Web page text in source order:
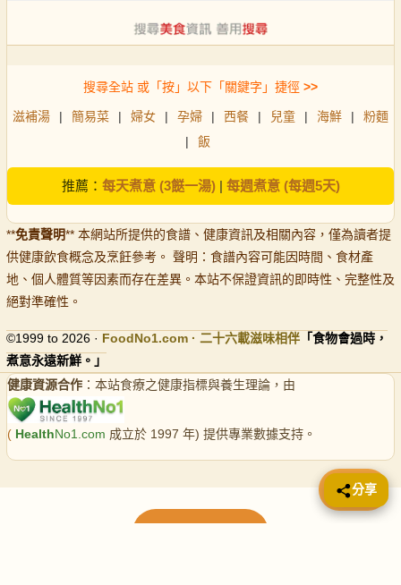
搜尋全站 或「按」以下「關鍵字」捷徑 >>
滋補湯 | 簡易菜 | 婦女 | 孕婦 | 西餐 | 兒童 | 海鮮 |
粉麵
|
飯
推薦： 每天煮意 (3餸一湯)| 每週煮意 (每週5天)
**免責聲明** 本網站所提供的食譜、健康資訊及相關內容，僅為讀者提
供健康飲食概念及烹飪參考。 聲明：食譜內容可能因時間、食材產
地、個人體質等因素而存在差異。本站不保證資訊的即時性、完整性及
絕對準確性。
©1999 to 2026 · FoodNo1.com · 二十六載滋味相伴 「食物會過時，
煮意永遠新鮮。」
健康資源合作 ：本站食療之健康指標與養生理論，由
( HealthNo1.com 成立於 1997 年) 提供專業數據支持。
📤 分享
分享